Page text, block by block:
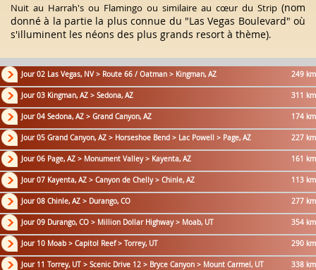
Nuit au Harrah's ou Flamingo ou similaire au cœur du Strip (nom
donné à la partie la plus connue du "Las Vegas Boulevard" où
s'illuminent les néons des plus grands resort à thème).
Jour 02 Las Vegas, NV > Route 66 / Oatman > Kingman, AZ 249 km
Jour 03 Kingman, AZ > Sedona, AZ 311 km
Jour 04 Sedona, AZ > Grand Canyon, AZ 174 km
Jour 05 Grand Canyon, AZ > Horseshoe Bend > Lac Powell > Page, AZ 227 km
Jour 06 Page, AZ > Monument Valley > Kayenta, AZ 161 km
Jour 07 Kayenta, AZ > Canyon de Chelly > Chinle, AZ 113 km
Jour 08 Chinle, AZ > Durango, CO 277 km
Jour 09 Durango, CO > Million Dollar Highway > Moab, UT 354 km
Jour 10 Moab > Capitol Reef > Torrey, UT 290 km
Jour 11 Torrey, UT > Scenic Drive 12 > Bryce Canyon > Mount Carmel, UT 338 km